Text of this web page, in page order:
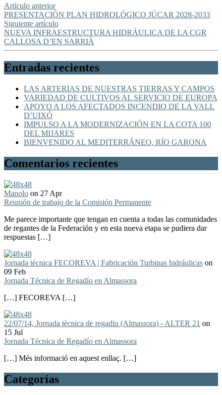
Artículo anterior
PRESENTACIÓN PLAN HIDROLÓGICO JÚCAR 2028-2033
Siguiente artículo
NUEVA INFRAESTRUCTURA HIDRÁULICA DE LA CGR
CALLOSA D’EN SARRIÀ
Entradas recientes
LAS ARTERIAS DE NUESTRAS TIERRAS Y CAMPOS
VARIEDAD DE CULTIVOS AL SERVICIO DE EUROPA
APOYO A LOS AFECTADOS INCENDIO DE LA VALL
D’UIXÓ
IMPULSO A LA MODERNIZACIÓN EN LA COTA 100
DEL MIJARES
BIENVENIDO AL MEDITERRÁNEO, RÍO GARONA
Comentarios recientes
Manolo on 27 Apr
Reunión de trabajo de la Comisión Permanente
Me parece importante que tengan en cuenta a todas las comunidades
de regantes de la Federación y en esta nueva etapa se pudiera dar
respuestas […]
Jornada técnica FECOREVA | Fabricación Turbinas hidráulicas on
09 Feb
Jornada Técnica de Regadío en Almassora
[…] FECOREVA […]
22/07/14, Jornada tècnica de regadiu (Almassora) - ALTER 21 on
15 Jul
Jornada Técnica de Regadío en Almassora
[…] Més informació en aquest enllaç. […]
Categorías